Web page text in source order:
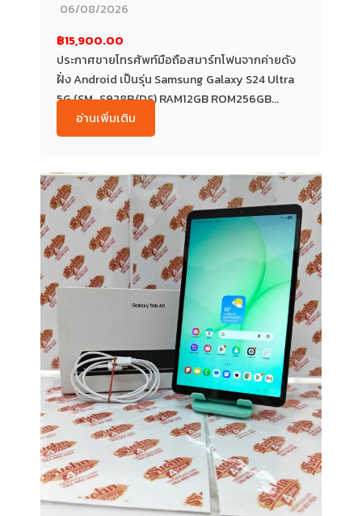
06/08/2026
฿15,900.00
ประกาศขายโทรศัพท์มือถือสมาร์ทโฟนจากค่ายดัง
ฝั่ง Android เป็นรุ่น Samsung Galaxy S24 Ultra
5G (SM-S928B/DS) RAM12GB ROM256GB...
อ่านเพิ่มเติม